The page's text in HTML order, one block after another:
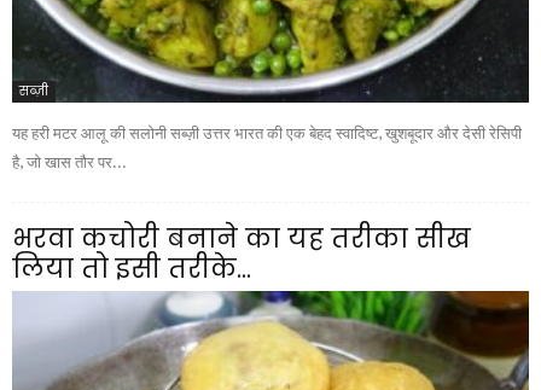
सब्ज़ी
यह हरी मटर आलू की सलोनी सब्ज़ी उत्तर भारत की एक बेहद स्वादिष्ट, खुशबूदार और देसी रेसिपी
है, जो खास तौर पर...
भरवा कचोरी बनाने का यह तरीका सीख
लिया तो इसी तरीके...